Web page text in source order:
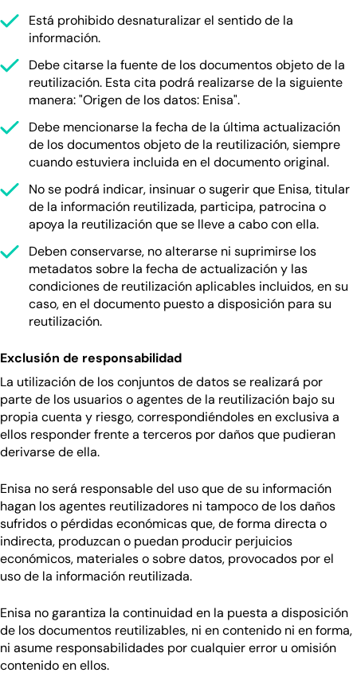
Está prohibido desnaturalizar el sentido de la
información.
Debe citarse la fuente de los documentos objeto de la
reutilización. Esta cita podrá realizarse de la siguiente
manera: "Origen de los datos: Enisa".
Debe mencionarse la fecha de la última actualización
de los documentos objeto de la reutilización, siempre
cuando estuviera incluida en el documento original.
No se podrá indicar, insinuar o sugerir que Enisa, titular
de la información reutilizada, participa, patrocina o
apoya la reutilización que se lleve a cabo con ella.
Deben conservarse, no alterarse ni suprimirse los
metadatos sobre la fecha de actualización y las
condiciones de reutilización aplicables incluidos, en su
caso, en el documento puesto a disposición para su
reutilización.
Exclusión de responsabilidad
La utilización de los conjuntos de datos se realizará por
parte de los usuarios o agentes de la reutilización bajo su
propia cuenta y riesgo, correspondiéndoles en exclusiva a
ellos responder frente a terceros por daños que pudieran
derivarse de ella.
Enisa no será responsable del uso que de su información
hagan los agentes reutilizadores ni tampoco de los daños
sufridos o pérdidas económicas que, de forma directa o
indirecta, produzcan o puedan producir perjuicios
económicos, materiales o sobre datos, provocados por el
uso de la información reutilizada.
Enisa no garantiza la continuidad en la puesta a disposición
de los documentos reutilizables, ni en contenido ni en forma,
ni asume responsabilidades por cualquier error u omisión
contenido en ellos.